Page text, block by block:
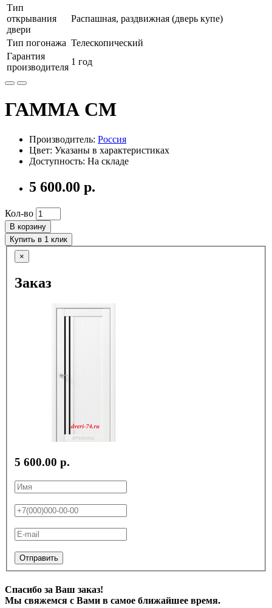
Тип
открывания
двери
Распашная, раздвижная (дверь купе)
Тип погонажа Телескопический
Гарантия
производителя
1 год
ГАММА СМ
Производитель: Россия
Цвет: Указаны в характеристиках
Доступность: На складе
5 600.00 р.
Кол-во
В корзину
Купить в 1 клик
×
Заказ
5 600.00 р.
Отправить
Спасибо за Ваш заказ!
Мы свяжемся с Вами в самое ближайшее время.